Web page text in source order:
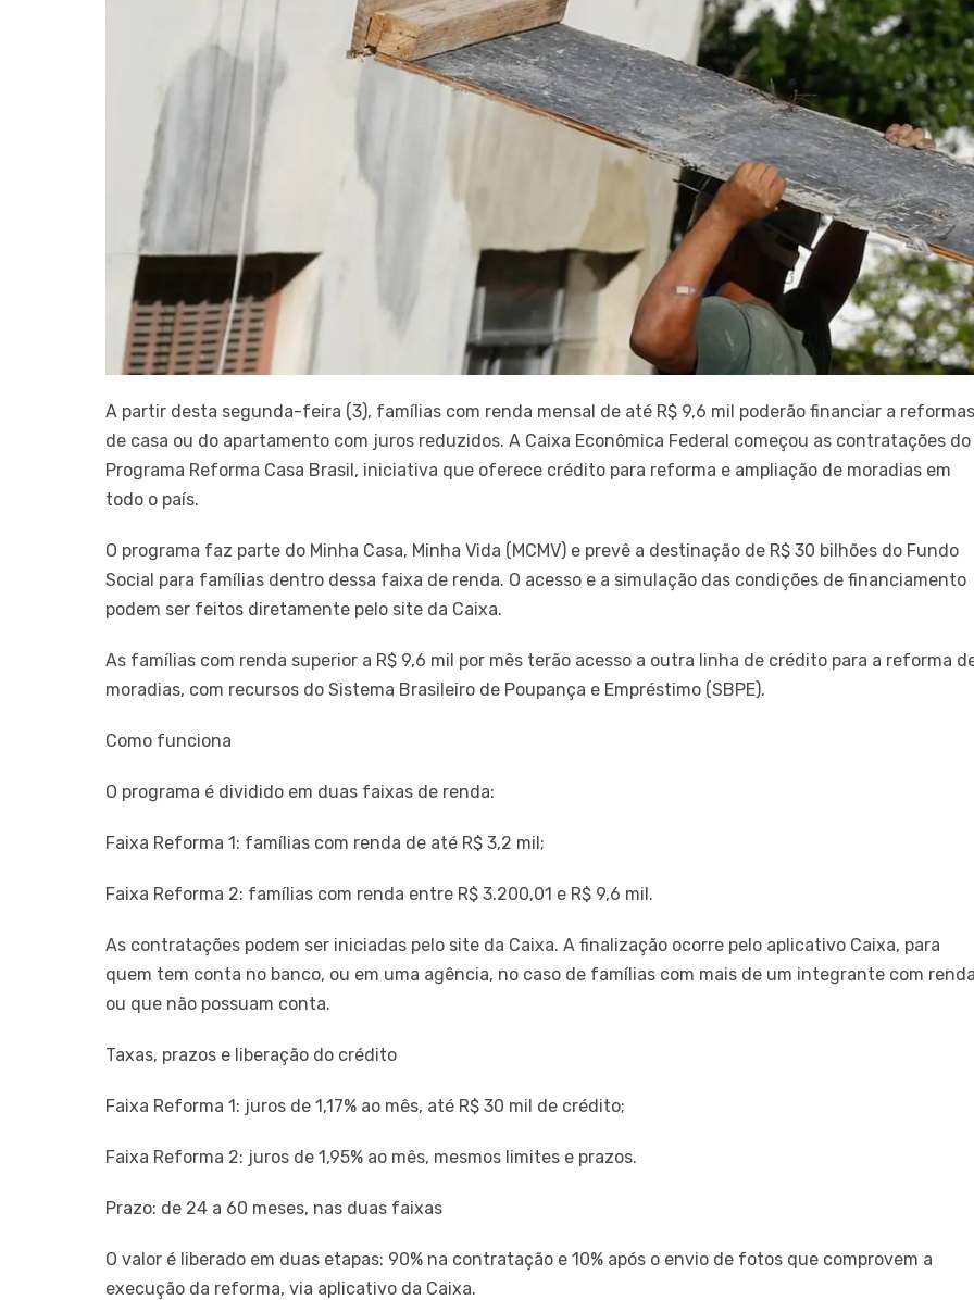
A partir desta segunda-feira (3), famílias com renda mensal de até R$ 9,6 mil poderão financiar a
de casa ou do apartamento com juros reduzidos. A Caixa Econômica Federal começou as contratações do
Programa Reforma Casa Brasil, iniciativa que oferece crédito para reforma e ampliação de moradias em
todo o país.
O programa faz parte do Minha Casa, Minha Vida (MCMV) e prevê a destinação de R$ 30 bilhões do Fundo
Social para famílias dentro dessa faixa de renda. O acesso e a simulação das condições de financiamento
podem ser feitos diretamente pelo site da Caixa.
As famílias com renda superior a R$ 9,6 mil por mês terão acesso a outra linha de crédito para a reforma
moradias, com recursos do Sistema Brasileiro de Poupança e Empréstimo (SBPE).
Como funciona
O programa é dividido em duas faixas de renda:
Faixa Reforma 1: famílias com renda de até R$ 3,2 mil;
Faixa Reforma 2: famílias com renda entre R$ 3.200,01 e R$ 9,6 mil.
As contratações podem ser iniciadas pelo site da Caixa. A finalização ocorre pelo aplicativo Caixa, para
quem tem conta no banco, ou em uma agência, no caso de famílias com mais de um integrante com
ou que não possuam conta.
Taxas, prazos e liberação do crédito
Faixa Reforma 1: juros de 1,17% ao mês, até R$ 30 mil de crédito;
Faixa Reforma 2: juros de 1,95% ao mês, mesmos limites e prazos.
Prazo: de 24 a 60 meses, nas duas faixas
O valor é liberado em duas etapas: 90% na contratação e 10% após o envio de fotos que comprovem a
execução da reforma, via aplicativo da Caixa.